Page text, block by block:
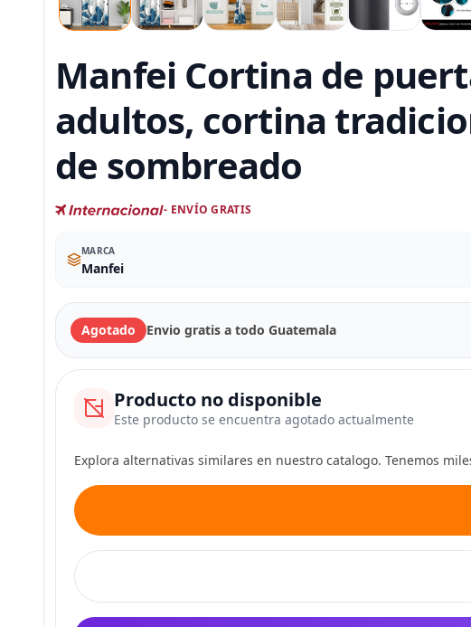
Manfei Cortina de
adultos, cortina
de sombreado
- ENVÍO GRATIS
MARCA
Manfei
Agotado Envio gratis a todo Guatemala
Producto no disponible
Este producto se encuentra agotado actualmente
Explora alternativas similares en nuestro catalogo. Tenemos